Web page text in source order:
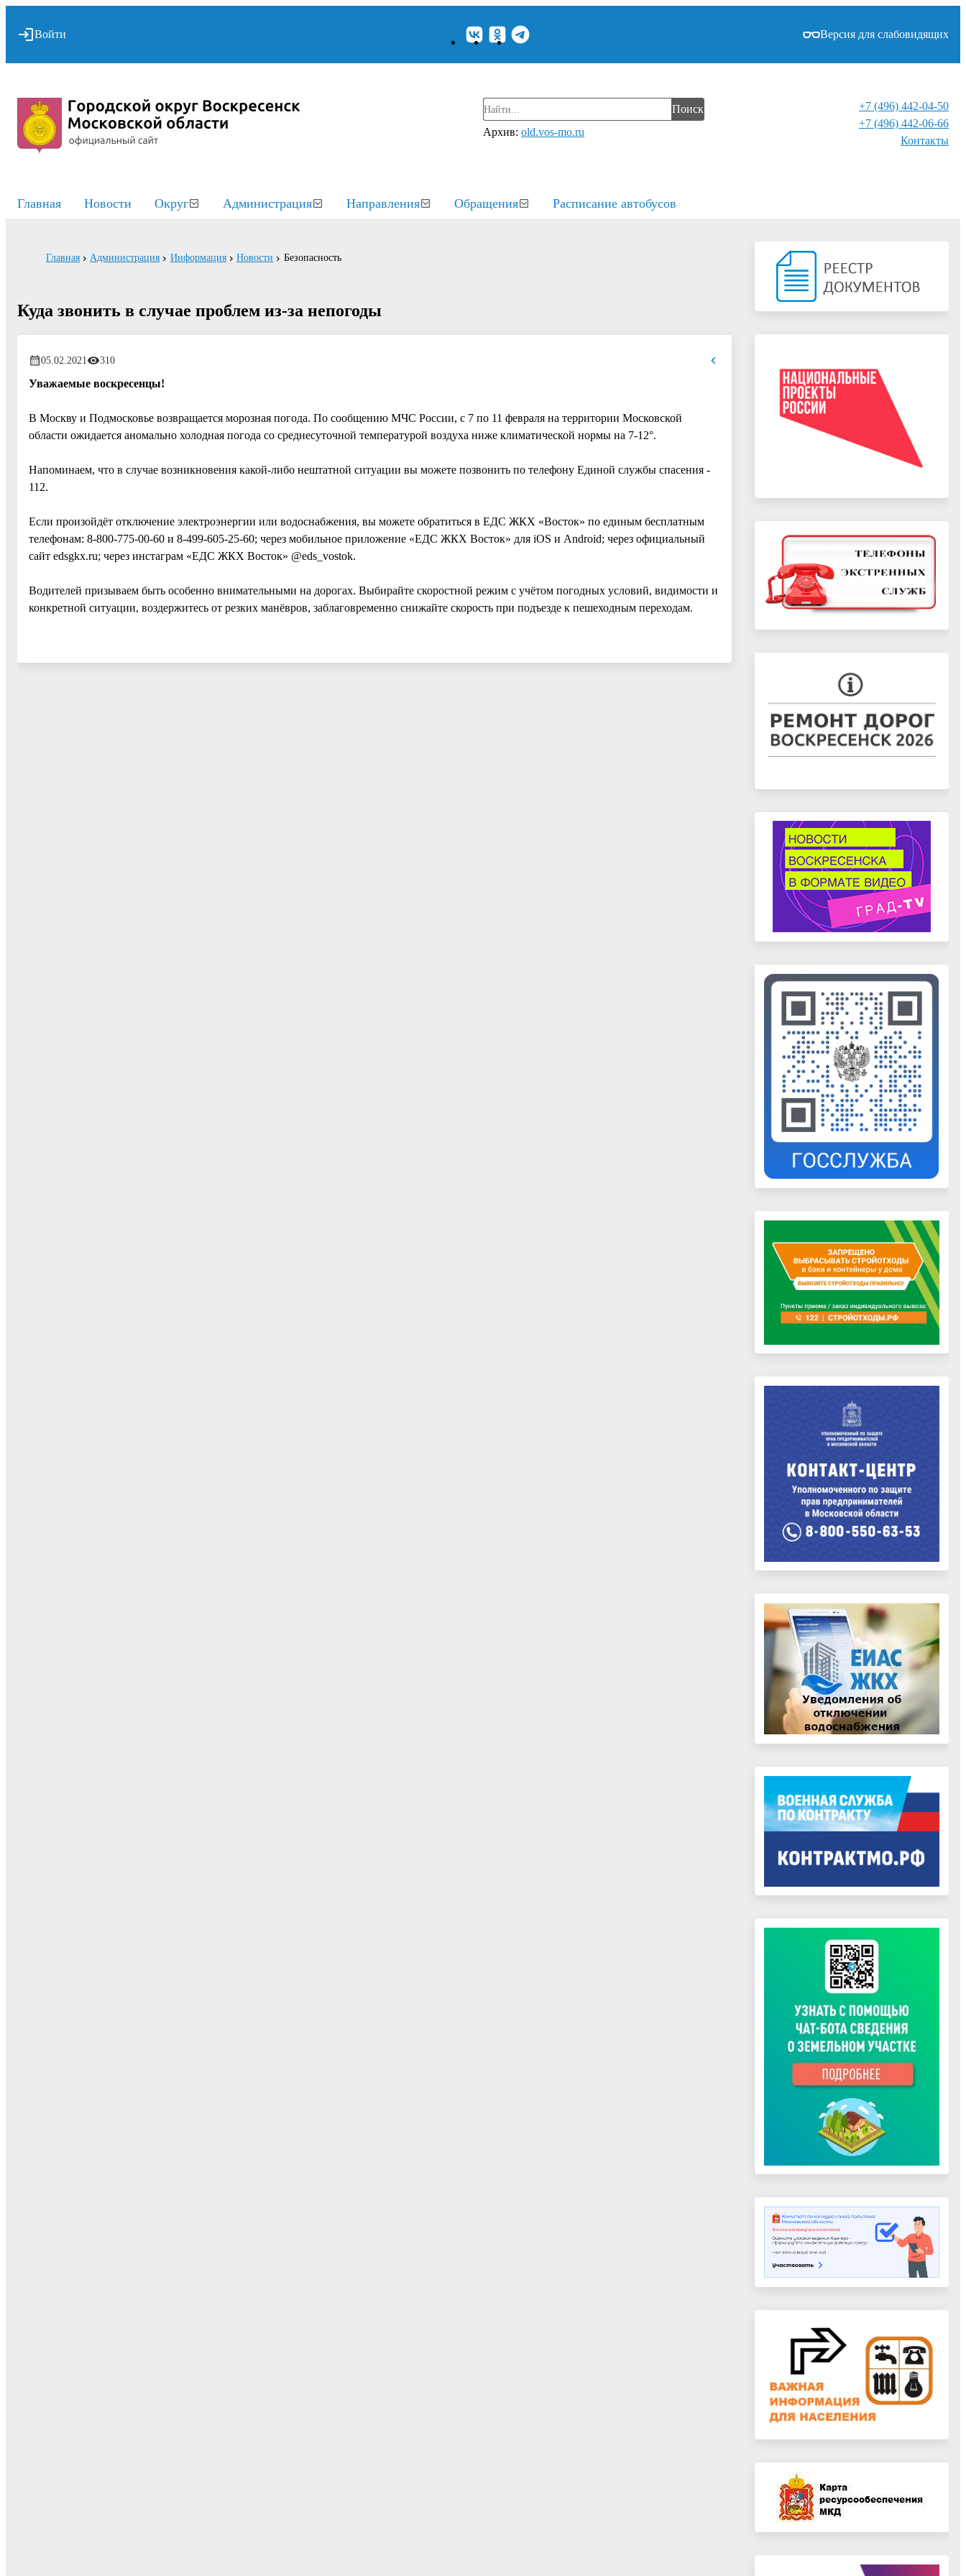
Войти Версия для слабовидящих
Поиск
Архив: old.vos-mo.ru
+7 (496) 442-04-50
+7 (496) 442-06-66
Контакты⁠
Главная Новости Округ Администрация Направления Обращения Расписание автобусов
Главная Администрация Информация Новости Безопасность
Куда звонить в случае проблем из-за непогоды
05.02.2021 310
Уважаемые воскресенцы!
В Москву и Подмосковье возвращается морозная погода. По сообщению МЧС России, с 7 по 11 февраля на территории Московской
области ожидается аномально холодная погода со среднесуточной температурой воздуха ниже климатической нормы на 7-12°.
Напоминаем, что в случае возникновения какой-либо нештатной ситуации вы можете позвонить по телефону Единой службы спасения -
112.
Если произойдёт отключение электроэнергии или водоснабжения, вы можете обратиться в ЕДС ЖКХ «Восток» по единым бесплатным
телефонам: 8-800-775-00-60 и 8-499-605-25-60; через мобильное приложение «ЕДС ЖКХ Восток» для iOS и Android; через официальный
сайт edsgkx.ru; через инстаграм «ЕДС ЖКХ Восток» @eds_vostok.
Водителей призываем быть особенно внимательными на дорогах. Выбирайте скоростной режим с учётом погодных условий, видимости и
конкретной ситуации, воздержитесь от резких манёвров, заблаговременно снижайте скорость при подъезде к пешеходным переходам.